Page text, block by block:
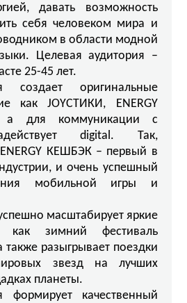
давать возможность
себя человеком мира и
в области модной
Целевая аудитория –
25-45 лет.
создает оригинальные
как JOYСТИКИ, ENERGY
а для коммуникации с
digital. Так,
КЕШБЭК – первый в
и очень успешный
мобильной игры и
масштабирует яркие
как зимний фестиваль
разыгрывает поездки
звезд на лучших
планеты.
формирует качественный